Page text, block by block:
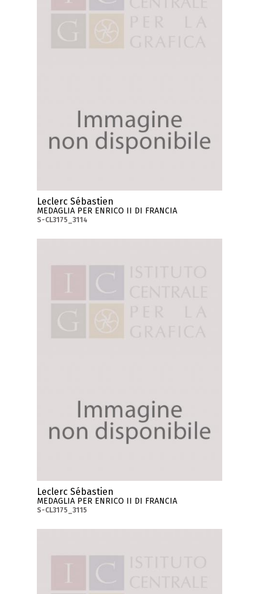
Leclerc Sébastien
MEDAGLIA PER ENRICO II DI FRANCIA
S-CL3175_3114
Leclerc Sébastien
MEDAGLIA PER ENRICO II DI FRANCIA
S-CL3175_3115